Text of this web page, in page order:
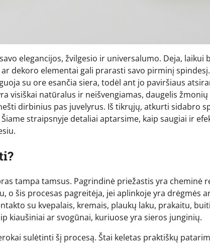
elegancijos, žvilgesio ir universalumo. Deja, laikui
dekoro elementai gali prarasti savo pirminį spindesį.
su ore esančia siera, todėl ant jo paviršiaus
visiškai natūralus ir neišvengiamas, daugelis žmonių
dirbinius pas juvelyrus. Iš tikrųjų, atkurti sidabro
straipsnyje detaliai aptarsime, kaip saugiai ir
tampa tamsus. Pagrindinė priežastis yra cheminė
o šis procesas pagreitėja, jei aplinkoje yra drėgmės
su kvepalais, kremais, plaukų laku, prakaitu,
kiaušiniai ar svogūnai, kuriuose yra sieros junginių.
sulėtinti šį procesą. Štai keletas praktiškų